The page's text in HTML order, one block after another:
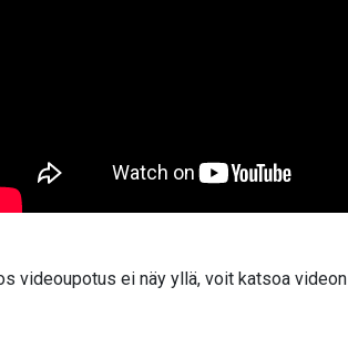
videoupotus ei näy yllä, voit katsoa videon